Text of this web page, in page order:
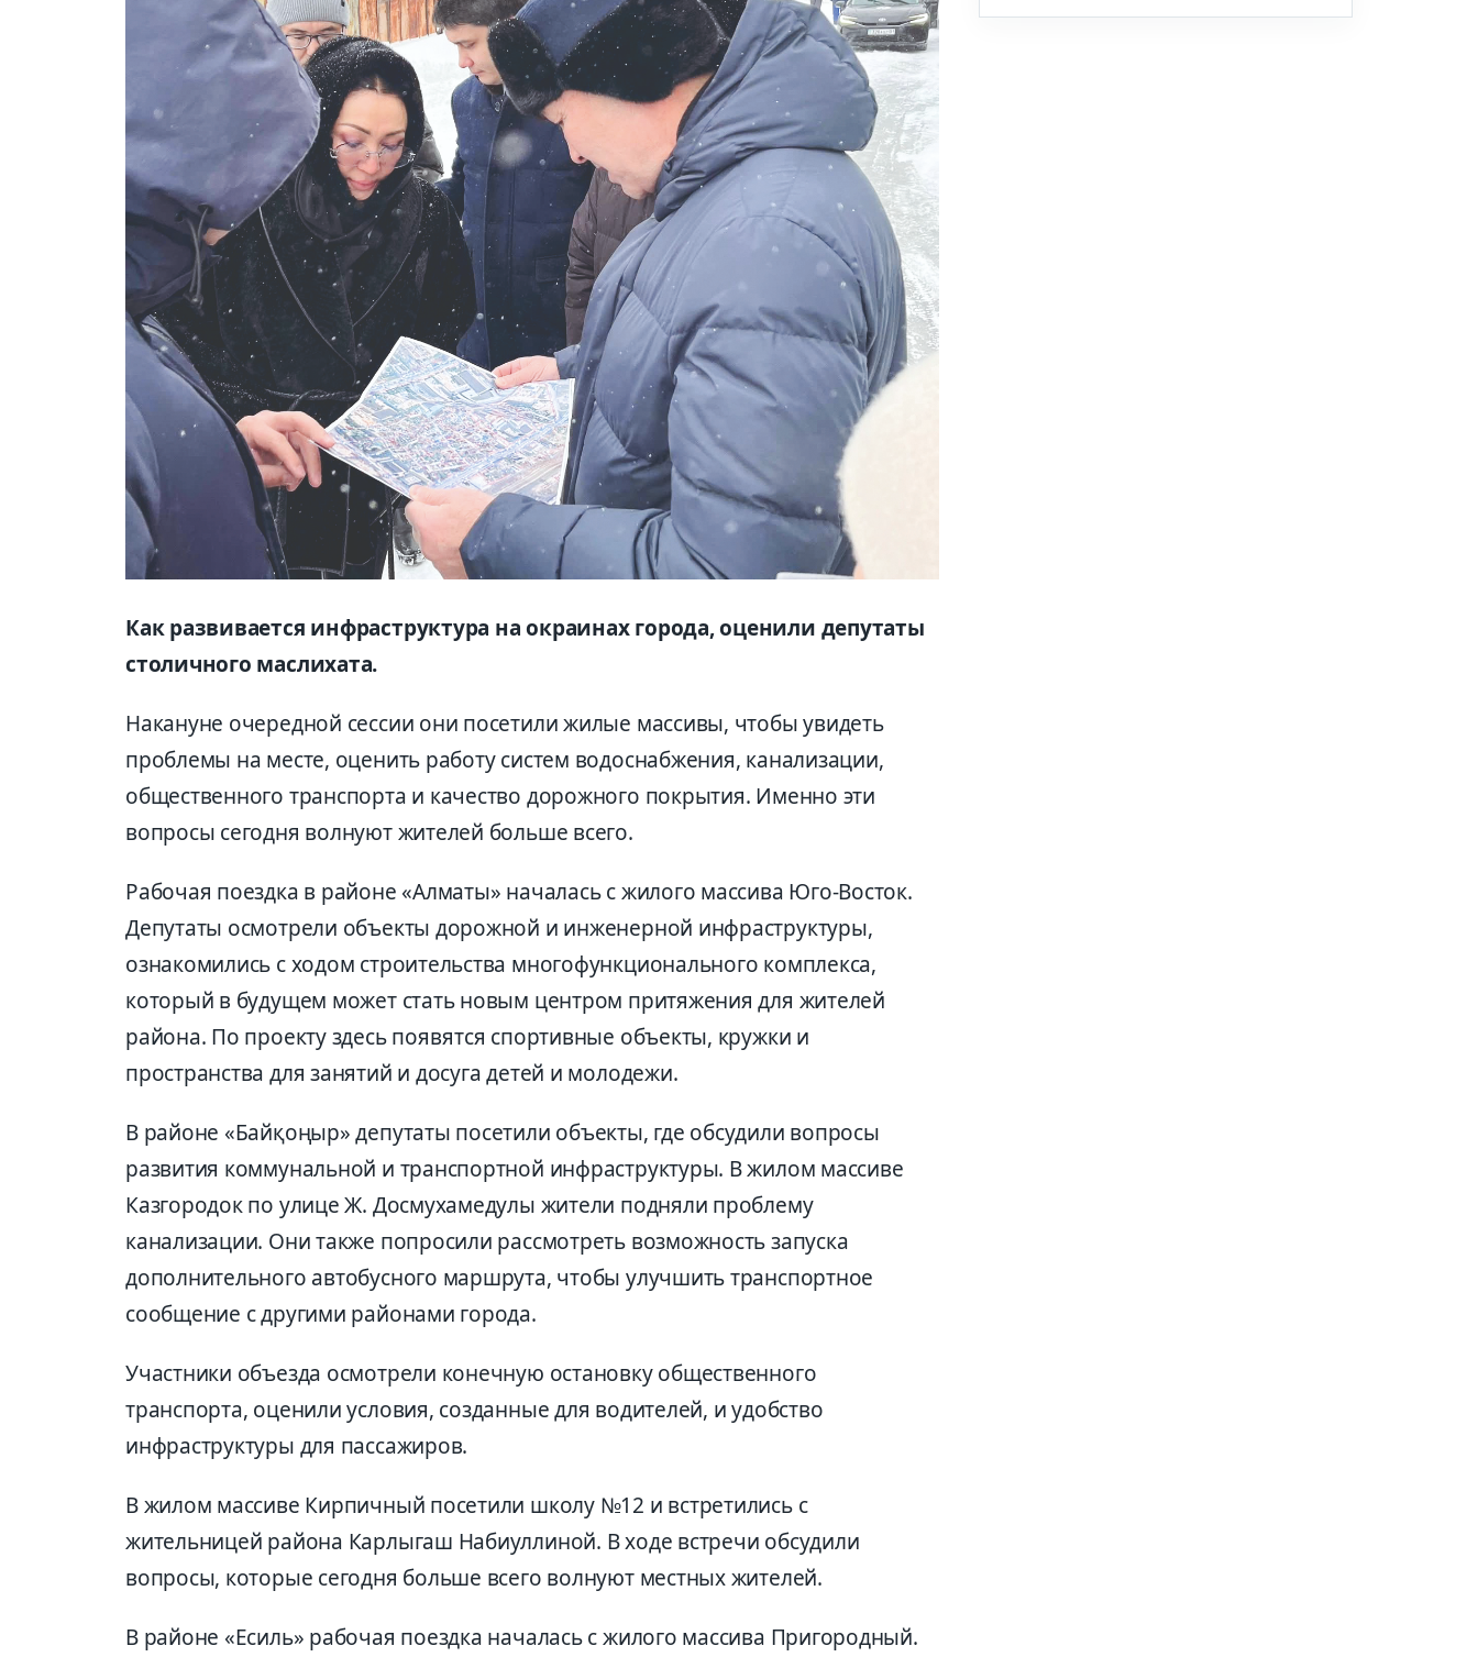
Как развивается инфраструктура на окраинах города, оценили депутаты
столичного маслихата.
Накануне очередной сессии они посетили жилые массивы, чтобы увидеть
проблемы на месте, оценить работу систем водоснабжения, канализации,
общественного транспорта и качество дорожного покрытия. Именно эти
вопросы сегодня волнуют жителей больше всего.
Рабочая поездка в районе «Алматы» началась с жилого массива Юго-Восток.
Депутаты осмотрели объекты дорожной и инженерной инфраструктуры,
ознакомились с ходом строительства многофункционального комплекса,
который в будущем может стать новым центром притяжения для жителей
района. По проекту здесь появятся спортивные объекты, кружки и
пространства для занятий и досуга детей и молодежи.
В районе «Байқоңыр» депутаты посетили объекты, где обсудили вопросы
развития коммунальной и транспортной инфраструктуры. В жилом массиве
Казгородок по улице Ж. Досмухамедулы жители подняли проблему
канализации. Они также попросили рассмотреть возможность запуска
дополнительного автобусного маршрута, чтобы улучшить транспортное
сообщение с другими районами города.
Участники объезда осмотрели конечную остановку общественного
транспорта, оценили условия, созданные для водителей, и удобство
инфраструктуры для пассажиров.
В жилом массиве Кирпичный посетили школу №12 и встретились с
жительницей района Карлыгаш Набиуллиной. В ходе встречи обсудили
вопросы, которые сегодня больше всего волнуют местных жителей.
В районе «Есиль» рабочая поездка началась с жилого массива Пригородный.